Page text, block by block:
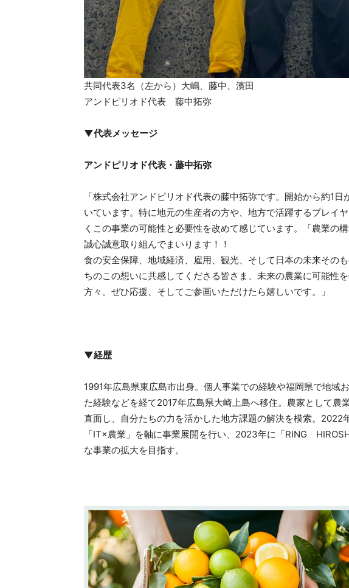
共同代表3名（左から）大嶋、藤中、濱田
アンドピリオド代表 藤中拓弥
▼代表メッセージ
アンドピリオド代表・藤中拓弥
「株式会社アンドピリオド代表の藤中拓弥です。開始から約1
いています。特に地元の生産者の方や、地方で活躍するプレイ
くこの事業の可能性と必要性を改めて感じています。「農業の
誠心誠意取り組んでまいります！！
食の安全保障、地域経済、雇用、観光、そして日本の未来その
ちのこの想いに共感してくださる皆さま、未来の農業に可能性
方々。ぜひ応援、そしてご参画いただけたら嬉しいです。」
▼経歴
1991年広島県東広島市出身。個人事業での経験や福岡県で地域
た経験などを経て2017年広島県大崎上島へ移住。農家として農
直面し、自分たちの力を活かした地方課題の解決を模索。2022
「IT×農業」を軸に事業展開を行い、2023年に「RING
な事業の拡大を目指す。